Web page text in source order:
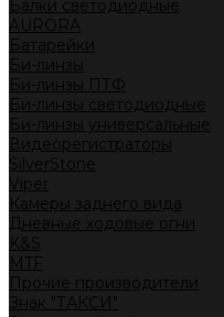
Балки светодиодные
AURORA
Батарейки
Би-линзы
Би-линзы ПТФ
Би-линзы светодиодные
Би-линзы универсальные
Видеорегистраторы
SilverStone
Viper
Камеры заднего вида
Дневные ходовые огни
K&S
MTF
Прочие производители
Знак "ТАКСИ"